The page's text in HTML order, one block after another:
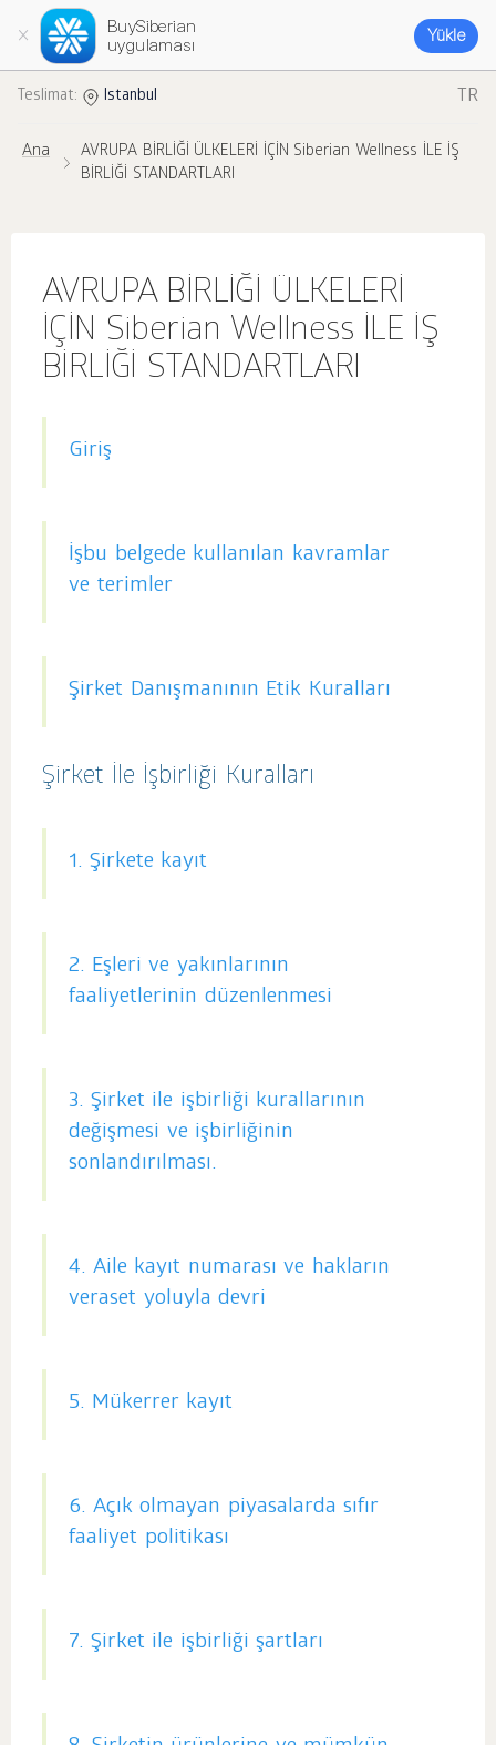
BuySiberian
uygulaması
Yükle
Teslimat: Istanbul TR
Ana
AVRUPA BİRLİĞİ ÜLKELERİ İÇİN Siberian Wellness İLE İŞ
BİRLİĞİ STANDARTLARI
AVRUPA BİRLİĞİ ÜLKELERİ
İÇİN Siberian Wellness İLE İŞ
BİRLİĞİ STANDARTLARI
Giriş
İşbu belgede kullanılan kavramlar
ve terimler
Şirket Danışmanının Etik Kuralları
Şirket İle İşbirliği Kuralları
1. Şirkete kayıt
2. Eşleri ve yakınlarının
faaliyetlerinin düzenlenmesi
3. Şirket ile işbirliği kurallarının
değişmesi ve işbirliğinin
sonlandırılması.
4. Aile kayıt numarası ve hakların
veraset yoluyla devri
5. Mükerrer kayıt
6. Açık olmayan piyasalarda sıfır
faaliyet politikası
7. Şirket ile işbirliği şartları